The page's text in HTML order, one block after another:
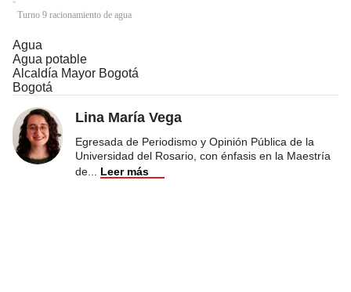
Turno 9 racionamiento de agua
Agua
Agua potable
Alcaldía Mayor Bogotá
Bogotá
Lina María Vega
Egresada de Periodismo y Opinión Pública de la
Universidad del Rosario, con énfasis en la Maestría
de
Leer más